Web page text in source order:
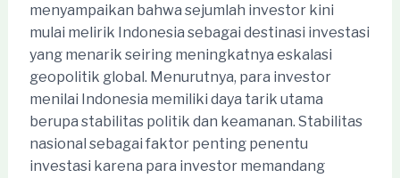
menyampaikan bahwa sejumlah investor kini
mulai melirik Indonesia sebagai destinasi investasi
yang menarik seiring meningkatnya eskalasi
geopolitik global. Menurutnya, para investor
menilai Indonesia memiliki daya tarik utama
berupa stabilitas politik dan keamanan. Stabilitas
nasional sebagai faktor penting penentu
investasi karena para investor memandang